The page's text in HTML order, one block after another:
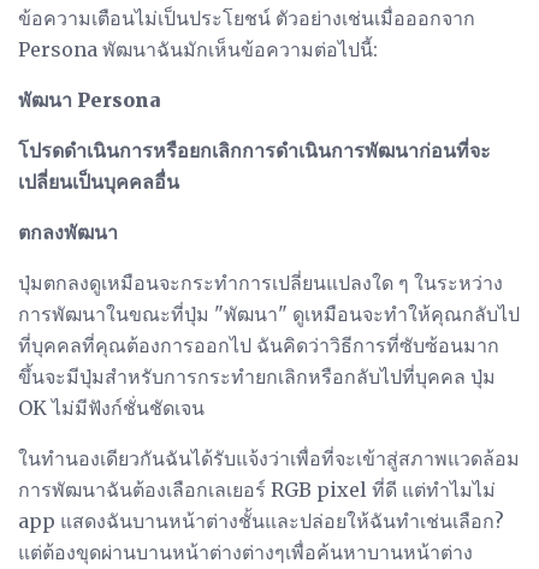
ข้อความเตือนไม่เป็นประโยชน์ ตัวอย่างเช่นเมื่อออกจาก
Persona พัฒนาฉันมักเห็นข้อความต่อไปนี้:
พัฒนา Persona
โปรดดำเนินการหรือยกเลิกการดำเนินการพัฒนาก่อนที่จะ
เปลี่ยนเป็นบุคคลอื่น
ตกลงพัฒนา
ปุ่มตกลงดูเหมือนจะกระทำการเปลี่ยนแปลงใด ๆ ในระหว่าง
การพัฒนาในขณะที่ปุ่ม "พัฒนา" ดูเหมือนจะทำให้คุณกลับไป
ที่บุคคลที่คุณต้องการออกไป ฉันคิดว่าวิธีการที่ซับซ้อนมาก
ขึ้นจะมีปุ่มสำหรับการกระทำยกเลิกหรือกลับไปที่บุคคล ปุ่ม
OK ไม่มีฟังก์ชั่นชัดเจน
ในทำนองเดียวกันฉันได้รับแจ้งว่าเพื่อที่จะเข้าสู่สภาพแวดล้อม
การพัฒนาฉันต้องเลือกเลเยอร์ RGB pixel ที่ดี แต่ทำไมไม่
app แสดงฉันบานหน้าต่างชั้นและปล่อยให้ฉันทำเช่นเลือก?
แต่ต้องขุดผ่านบานหน้าต่างต่างๆเพื่อค้นหาบานหน้าต่าง